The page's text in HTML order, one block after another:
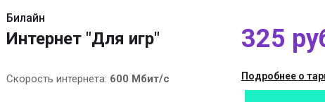
Билайн
Интернет "Для игр"
Скорость интернета: 600 Мбит/с
325
Подробнее о